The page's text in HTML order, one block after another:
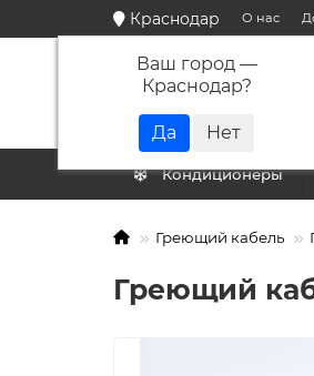
Краснодар
Ваш город —
Краснодар?
О нас
КАТАЛОГ
Кондиционеры
Греющий кабель
Греющий